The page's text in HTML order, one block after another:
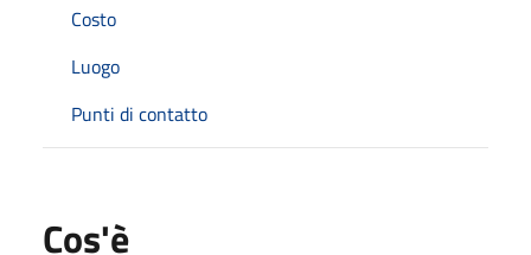
Costo
Luogo
Punti di contatto
Cos'è